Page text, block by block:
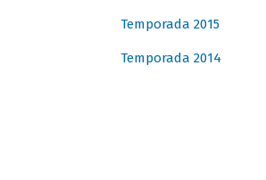
Temporada 2015
Temporada 2014